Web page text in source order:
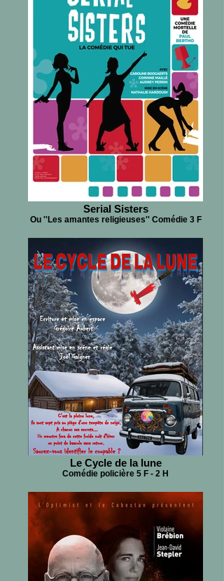
Serial Sisters
Ou ''Les amantes religieuses'' Comédie 3 F
Le Cycle de la lune
Comédie policière 5 F - 2 H